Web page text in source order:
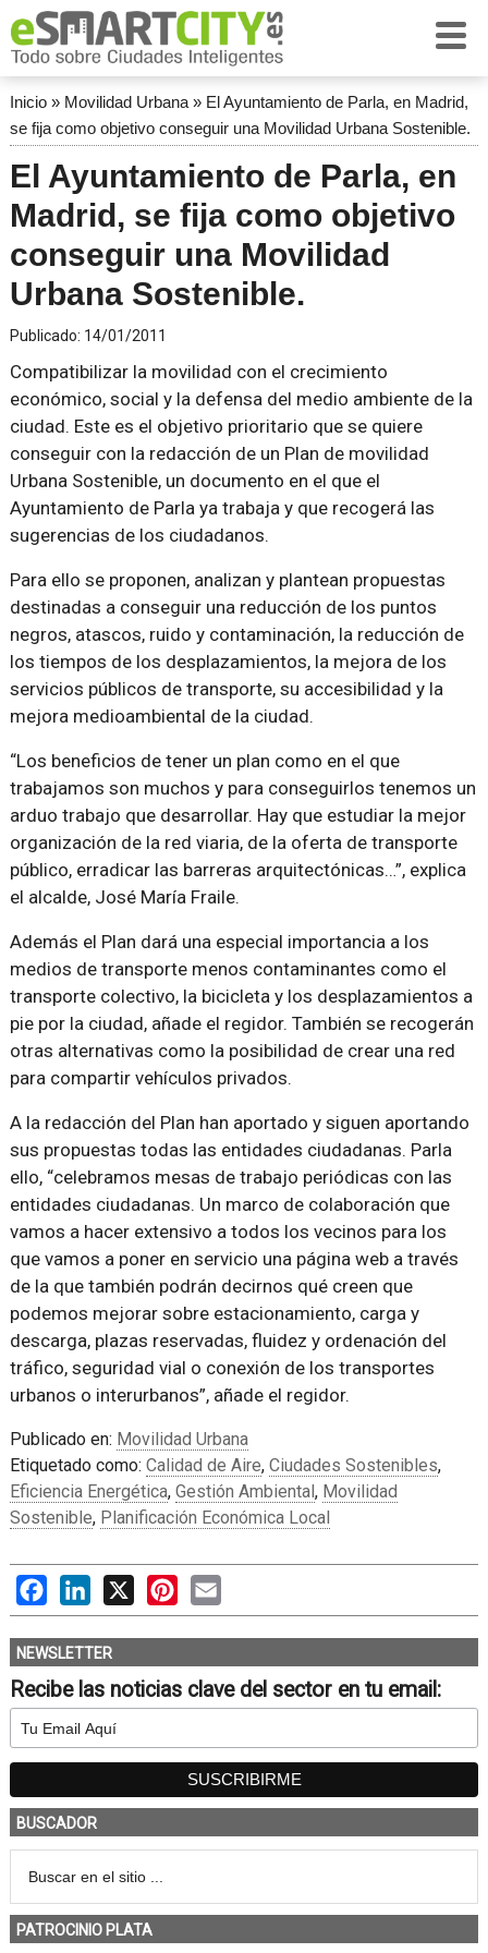
Inicio» Movilidad Urbana» El Ayuntamiento de Parla, en Madrid,
se fija como objetivo conseguir una Movilidad Urbana Sostenible.
El Ayuntamiento de Parla, en
Madrid, se fija como objetivo
conseguir una Movilidad
Urbana Sostenible.
Publicado: 14/01/2011
Compatibilizar la movilidad con el crecimiento
económico, social y la defensa del medio ambiente de la
ciudad. Este es el objetivo prioritario que se quiere
conseguir con la redacción de un Plan de movilidad
Urbana Sostenible, un documento en el que el
Ayuntamiento de Parla ya trabaja y que recogerá las
sugerencias de los ciudadanos.
Para ello se proponen, analizan y plantean propuestas
destinadas a conseguir una reducción de los puntos
negros, atascos, ruido y contaminación, la reducción de
los tiempos de los desplazamientos, la mejora de los
servicios públicos de transporte, su accesibilidad y la
mejora medioambiental de la ciudad.
“Los beneficios de tener un plan como en el que
trabajamos son muchos y para conseguirlos tenemos un
arduo trabajo que desarrollar. Hay que estudiar la mejor
organización de la red viaria, de la oferta de transporte
público, erradicar las barreras arquitectónicas…”, explica
el alcalde, José María Fraile.
Además el Plan dará una especial importancia a los
medios de transporte menos contaminantes como el
transporte colectivo, la bicicleta y los desplazamientos a
pie por la ciudad, añade el regidor. También se recogerán
otras alternativas como la posibilidad de crear una red
para compartir vehículos privados.
A la redacción del Plan han aportado y siguen aportando
sus propuestas todas las entidades ciudadanas. Parla
ello, “celebramos mesas de trabajo periódicas con las
entidades ciudadanas. Un marco de colaboración que
vamos a hacer extensivo a todos los vecinos para los
que vamos a poner en servicio una página web a través
de la que también podrán decirnos qué creen que
podemos mejorar sobre estacionamiento, carga y
descarga, plazas reservadas, fluidez y ordenación del
tráfico, seguridad vial o conexión de los transportes
urbanos o interurbanos”, añade el regidor.
Publicado en: Movilidad Urbana
Etiquetado como: Calidad de Aire, Ciudades Sostenibles,
Eficiencia Energética, Gestión Ambiental, Movilidad
Sostenible, Planificación Económica Local
FacebookLinkedIn
X PinterestEmail
NEWSLETTER
Recibe las noticias clave del sector en tu email:
BUSCADOR
PATROCINIO PLATA